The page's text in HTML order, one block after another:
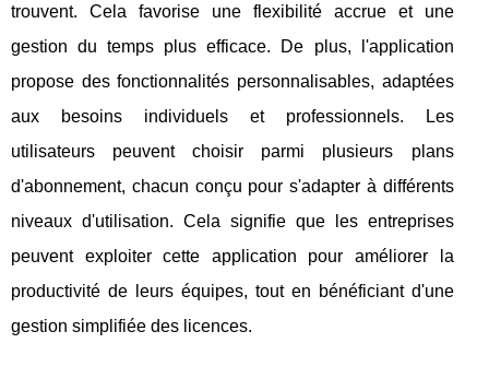
trouvent. Cela favorise une flexibilité accrue et une
gestion du temps plus efficace. De plus, l'application
propose des fonctionnalités personnalisables, adaptées
aux besoins individuels et professionnels. Les
utilisateurs peuvent choisir parmi plusieurs plans
d'abonnement, chacun conçu pour s'adapter à différents
niveaux d'utilisation. Cela signifie que les entreprises
peuvent exploiter cette application pour améliorer la
productivité de leurs équipes, tout en bénéficiant d'une
gestion simplifiée des licences.